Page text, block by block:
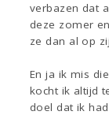
verbazen dat
deze zomer
ze dan al op
En ja ik mis
kocht ik altijd
doel dat ik